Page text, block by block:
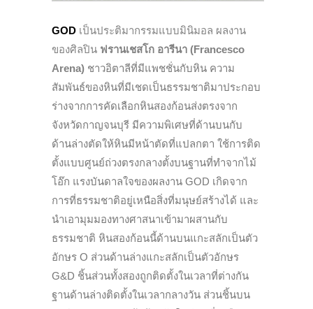
GOD เป็นประติมากรรมแบบมินิมอล ผลงาน
ของศิลปิน ฟรานเชสโก อารีนา (Francesco
Arena) ชาวอิตาลีที่มีแพชชั่นกับหิน ความ
สัมพันธ์ของหินที่มีเชดเป็นธรรมชาติมาประกอบ
ร่างจากการคัดเลือกหินสองก้อนส่งตรงจาก
จังหวัดกาญจนบุรี มีความพิเศษที่ด้านบนกับ
ด้านล่างตัดให้หินมีหน้าตัดที่แปลกตา ใช้การติด
ตั้งแบบศูนย์ถ่วงตรงกลางตั้งบนฐานที่ทำจากไม้
โอ๊ก แรงบันดาลใจของผลงาน GOD เกิดจาก
การที่ธรรมชาติอยู่เหนือสิ่งที่มนุษย์สร้างได้ และ
นำเอามุมมองทางศาสนาเข้ามาผสานกับ
ธรรมชาติ หินสองก้อนนี้ด้านบนแกะสลักเป็นตัว
อักษร O ส่วนด้านล่างแกะสลักเป็นตัวอักษร
G&D ชิ้นส่วนทั้งสองถูกติดตั้งในเวลาที่ต่างกัน
ฐานด้านล่างติดตั้งในเวลากลางวัน ส่วนชิ้นบน